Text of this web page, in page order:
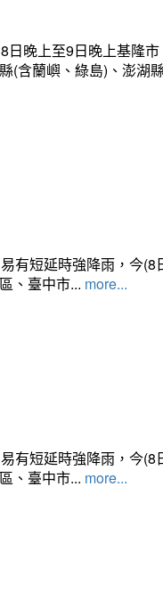
日晚上至9日晚上基隆
(含蘭嶼、綠島)、澎湖
有短延時強降雨，今
、臺中市... more...
有短延時強降雨，今
、臺中市... more...